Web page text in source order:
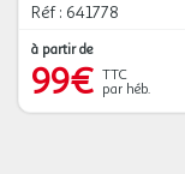
Réf : 641778
à partir de
99€ TTC
par héb.